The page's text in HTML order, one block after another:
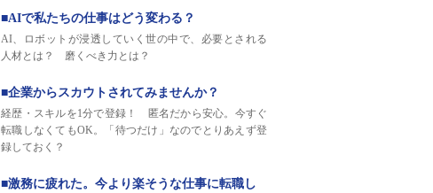
■AIで私たちの仕事はどう変わる？
AI、ロボットが浸透していく世の中で、必要とされる
人材とは？ 磨くべき力とは？
■企業からスカウトされてみませんか？
経歴・スキルを1分で登録！ 匿名だから安心。今すぐ
転職しなくてもOK。「待つだけ」なのでとりあえず登
録しておく？
■激務に疲れた。今より楽そうな仕事に転職し